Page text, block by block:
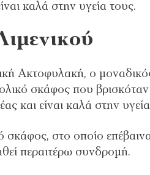
καλά στην υγεία τους.
Ακτοφυλακή, ο μοναδικός
σκάφος που
και είναι καλά στην
σκάφος, στο οποίο
περαιτέρω συνδρομή.